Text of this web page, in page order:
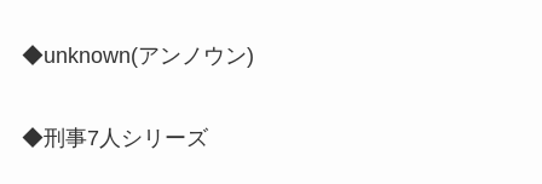
◆unknown(アンノウン)
◆刑事7人シリーズ